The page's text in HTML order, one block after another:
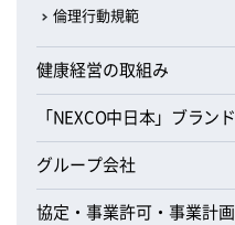
倫理行動規範
健康経営の取組み
「NEXCO中日本」ブランド
グループ会社
協定・事業許可・事業計画